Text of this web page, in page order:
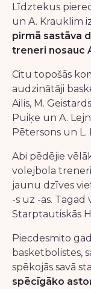
Līdztekus
un A. Krauklim
pirmā sastāva
treneri nosauc
Citu topošās
audzinātāji
Ailis, M.
Puiķe un A.
Pētersons un L.
Abi pēdējie
volejbola
jaunu dzīves
-s uz -as. Tagad
Starptautiskās
Piecdesmito
basketbolistes,
spēkojās savā
spēcīgāko